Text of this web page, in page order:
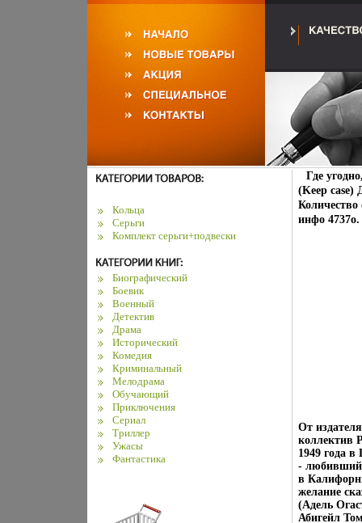
Кольца
Серьги
Комплект серьги+подвески
Биографический
Боевик
Военный
Детектив
Драма
Исторический
Комедия
Криминальный
Мелодрама
Обучающий
Приключения
Сериал
Триллер
Ужасы
Фантастика
Где
(Keep case)
инфо 4737o.
От
коллектив
1949 года
- любивший
в
желание
(Адель
Абигейл